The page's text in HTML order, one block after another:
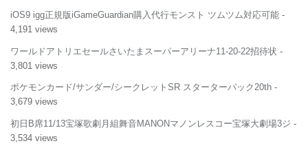
iOS9 igg正規版iGameGuardian購入代行モンスト ツムツム対応可能 -
4,191 views
ワールドアトリエセールさいたまスーパーアリーナ11-20-22招待状 -
3,801 views
ポケモンカード/サンダー/シークレットSR スターターパック20th -
3,679 views
初日B席11/13宝塚歌劇月組舞音MANONマノンレスコー宝塚大劇場3ジ -
3,534 views